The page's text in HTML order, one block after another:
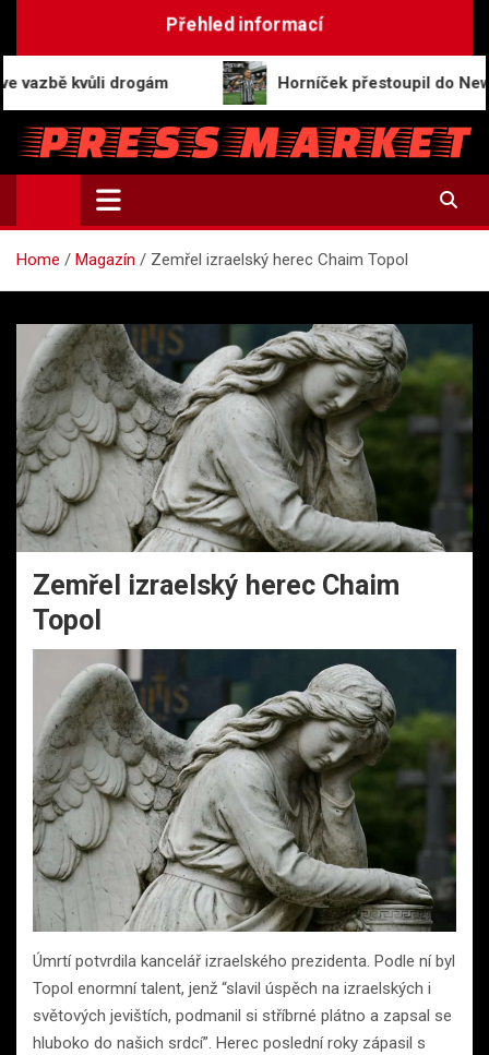
Přehled informací
drogám Horníček přestoupil do
PressMarket.cz
Magazín zpráv a informací
Home Magazín Zemřel izraelský herec Chaim Topol
Zemřel izraelský herec Chaim
Topol
Úmrtí potvrdila kancelář izraelského prezidenta. Podle ní byl
Topol enormní talent, jenž “slavil úspěch na izraelských i
světových jevištích, podmanil si stříbrné plátno a zapsal se
hluboko do našich srdcí”. Herec poslední roky zápasil s